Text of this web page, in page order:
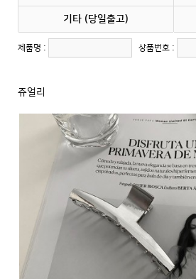
기타 (당일출고)
제품명 : 상품번호 :
쥬얼리